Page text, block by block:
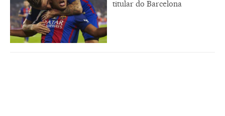
titular do Barcelona